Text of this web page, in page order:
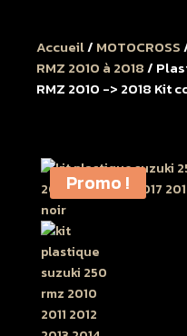
Accueil/ MOTOCROSS
RMZ 2010 à 2018/
RMZ 2010 -> 2018 Kit
Promo !